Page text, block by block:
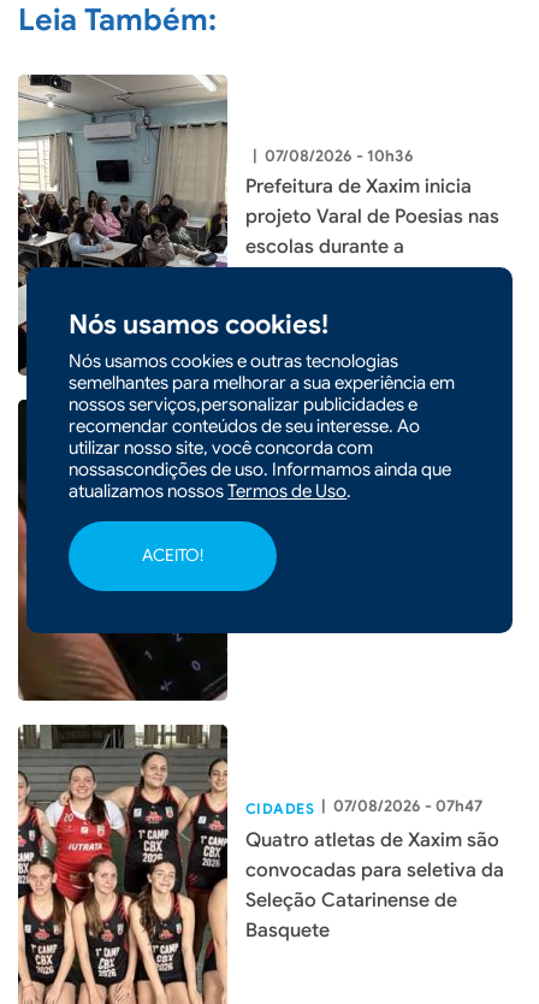
Nós usamos cookies!
Nós usamos cookies e outras tecnologias
semelhantes para melhorar a sua experiência em
nossos serviços,personalizar publicidades e
recomendar conteúdos de seu interesse. Ao
utilizar nosso site, você concorda com
nossascondições de uso. Informamos ainda que
atualizamos nossosTermos de Uso.
ACEITO!
Leia Também:
| 07/08/2026 - 10h36
Prefeitura de Xaxim inicia
projeto Varal de Poesias nas
escolas durante a
programação do Agosto Lilás
| 07/08/2026 - 07h49
Endividamento das famílias
brasileiras bate recorde e
chega a 82%
CIDADES | 07/08/2026 - 07h47
Quatro atletas de Xaxim são
convocadas para seletiva da
Seleção Catarinense de
Basquete